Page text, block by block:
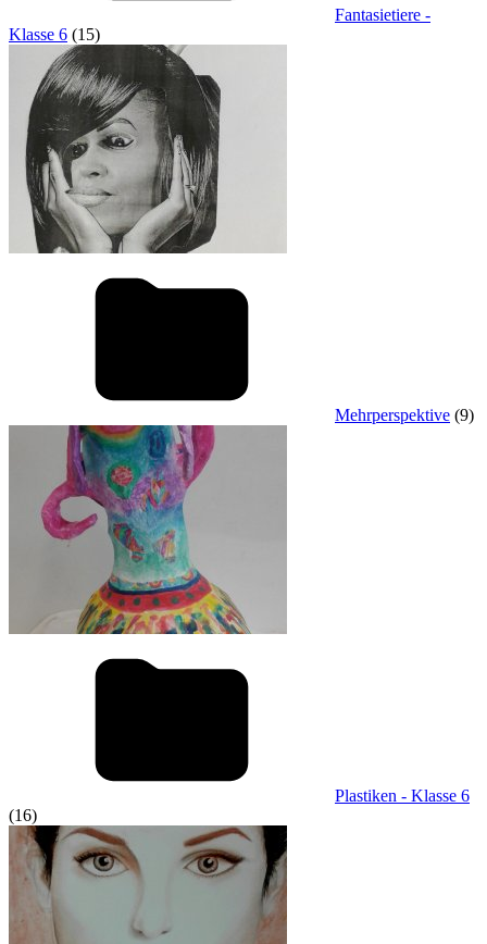
Fantasietiere -
Klasse 6 (15)
Mehrperspektive (9)
Plastiken - Klasse 6
(16)